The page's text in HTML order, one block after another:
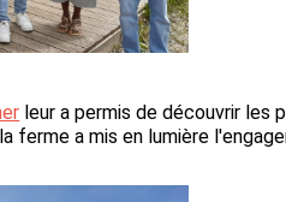
leur a permis de découvrir les
ferme a mis en lumière